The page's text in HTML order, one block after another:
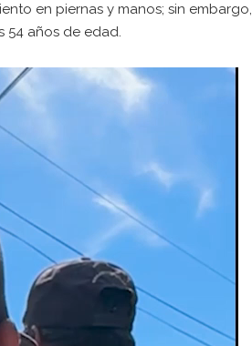
en piernas y manos; sin embargo,
54 años de edad.